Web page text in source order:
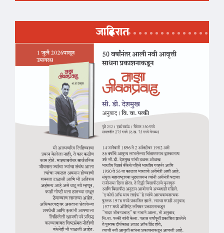
जाहिरात